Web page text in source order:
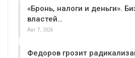
«Бронь, налоги и деньги».
властей…
Авг 7, 2026
Федоров грозит